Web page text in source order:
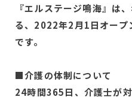
『エルステージ鳴海』は
る、2022年2月1日オープ
です。
■介護の体制について
24時間365日、介護士が対